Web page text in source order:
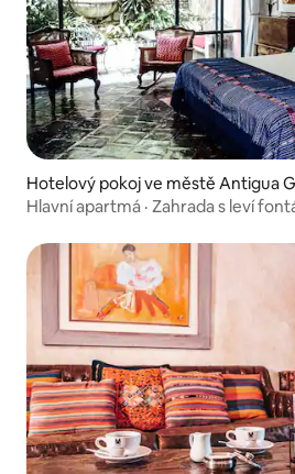
Hotelový pokoj ve městě Antigua
Hlavní apartmá · Zahrada s leví